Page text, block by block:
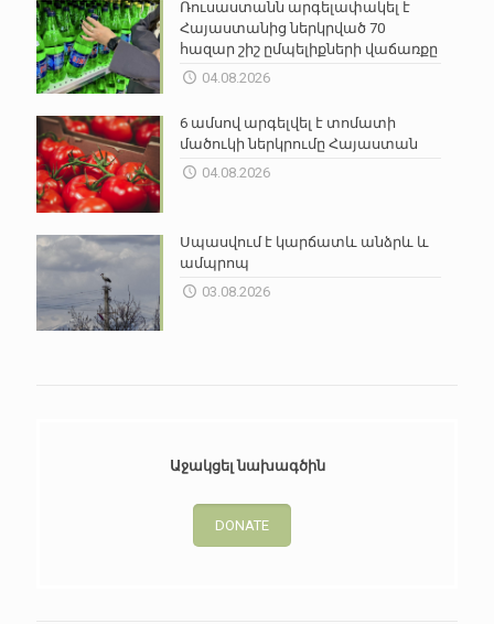
Ռուսաստանն արգելափակել է
Հայաստանից ներկրված 70
հազար շիշ ըմպելիքների վաճառքը
04.08.2026
6 ամսով արգելվել է տոմատի
մածուկի ներկրումը Հայաստան
04.08.2026
Սպասվում է կարճատև անձրև և
ամպրոպ
03.08.2026
Աջակցել նախագծին
DONATE